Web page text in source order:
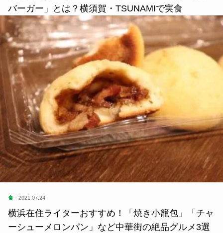
バーガー」とは？横須賀・TSUNAMIで実食
食 2021.07.24
横浜在住ライターおすすめ！「焼き小籠包」「チャ
ーシューメロンパン」など中華街の絶品グルメ3選